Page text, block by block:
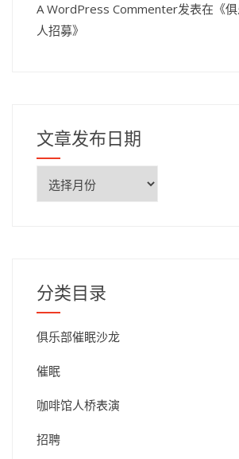
A WordPress Commenter发表在《
人招募》
文章发布日期
期
分类目录
俱乐部催眠沙龙
催眠
咖啡馆人桥表演
招聘